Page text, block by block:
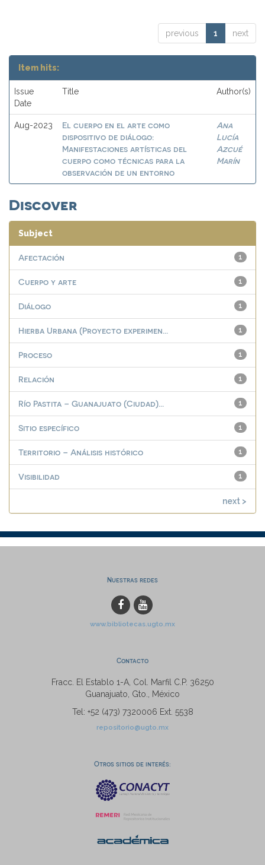
previous 1 next
Item hits:
Issue
Date
Title Author(s)
Aug-2023
El cuerpo en el arte como
dispositivo de diálogo:
Manifestaciones artísticas del
cuerpo como técnicas para la
observación de un entorno
Ana
Lucía
Azcué
Marín
Discover
Subject
1
Afectación
1
Cuerpo y arte
1
Diálogo
1
Hierba Urbana (Proyecto experimen...
1
Proceso
1
Relación
1
Río Pastita – Guanajuato (Ciudad)...
1
Sitio específico
1
Territorio – Análisis histórico
1
Visibilidad
next >
Nuestras redes
www.bibliotecas.ugto.mx
Contacto
Fracc. El Establo 1-A, Col. Marfil C.P. 36250
Guanajuato, Gto., México
Tel: +52 (473) 7320006 Ext. 5538
repositorio@ugto.mx
Otros sitios de interés: